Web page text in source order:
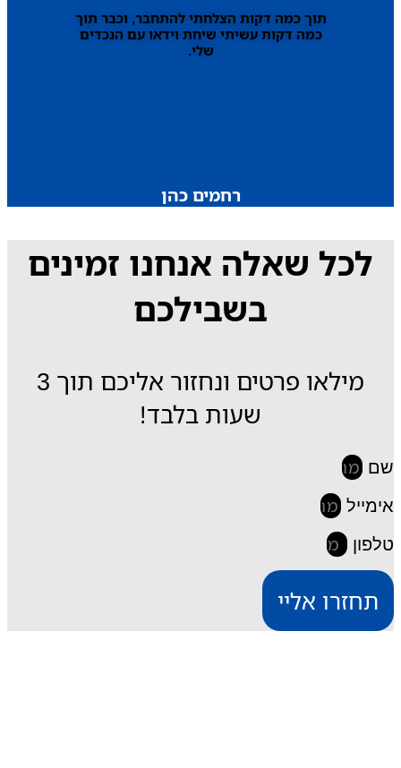
תוך כמה דקות הצלחתי להתחבר, וכבר תוך
כמה דקות עשיתי שיחת וידאו עם הנכדים
שלי.
רחמים כהן
לכל שאלה אנחנו זמינים
בשבילכם
מילאו פרטים ונחזור אליכם תוך 3
שעות בלבד!
שם
אימייל
טלפון
תחזרו אליי